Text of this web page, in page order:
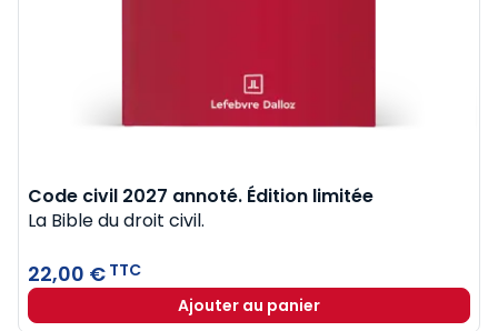
Code civil 2027 annoté. Édition limitée
La Bible du droit civil.
22,00 € TTC
Ajouter au panier